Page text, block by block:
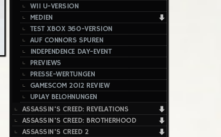
WII U-VERSION
MEDIEN
TEST XBOX 360-VERSION
AUF CONNORS SPUREN
INDEPENDENCE DAY-EVENT
PREVIEWS
PRESSE-WERTUNGEN
GAMESCOM 2012 REVIEW
UPLAY BELOHNUNGEN
ASSASSIN'S CREED: REVELATIONS
ASSASSIN'S CREED: BROTHERHOOD
ASSASSIN'S CREED 2